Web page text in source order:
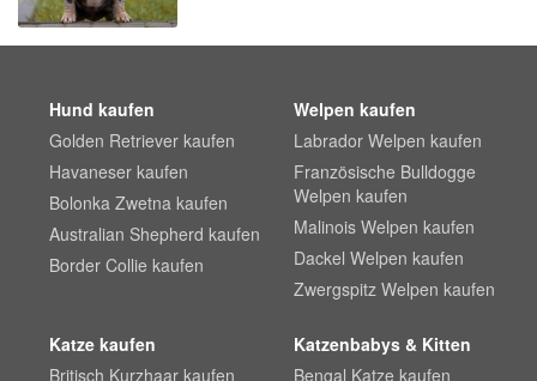
Hund kaufen
Golden Retriever kaufen
Havaneser kaufen
Bolonka Zwetna kaufen
Australian Shepherd kaufen
Border Collie kaufen
Welpen kaufen
Labrador Welpen kaufen
Französische Bulldogge
Welpen kaufen
Malinois Welpen kaufen
Dackel Welpen kaufen
Zwergspitz Welpen kaufen
Katze kaufen
Britisch Kurzhaar kaufen
Katzenbabys & Kitten
Bengal Katze kaufen